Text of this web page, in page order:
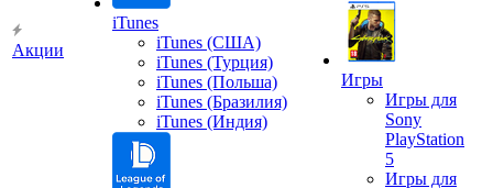
Акции
iTunes
iTunes (США)
iTunes (Турция)
iTunes (Польша)
iTunes (Бразилия)
iTunes (Индия)
Игры
Игры для
Sony
PlayStation
5
Игры для